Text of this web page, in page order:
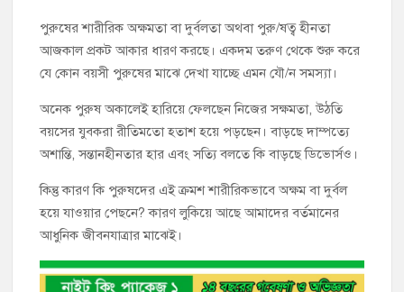
পুরুষের শারীরিক অক্ষমতা বা দুর্বলতা অথবা পুরু/ষত্ব হীনতা
আজকাল প্রকট আকার ধারণ করছে। একদম তরুণ থেকে শুরু করে
যে কোন বয়সী পুরুষের মাঝে দেখা যাচ্ছে এমন যৌ/ন সমস্যা।
অনেক পুরুষ অকালেই হারিয়ে ফেলছেন নিজের সক্ষমতা, উঠতি
বয়সের যুবকরা রীতিমতো হতাশ হয়ে পড়ছেন। বাড়ছে দাম্পত্যে
অশান্তি, সন্তানহীনতার হার এবং সত্যি বলতে কি বাড়ছে ডিভোর্সও।
কিন্তু কারণ কি পুরুষদের এই ক্রমশ শারীরিকভাবে অক্ষম বা দুর্বল
হয়ে যাওয়ার পেছনে? কারণ লুকিয়ে আছে আমাদের বর্তমানের
আধুনিক জীবনযাত্রার মাঝেই।